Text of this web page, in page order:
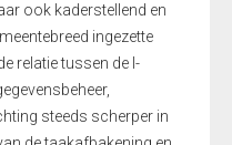
ook kaderstellend en
ingezette
relatie tussen de I-
steeds scherper in